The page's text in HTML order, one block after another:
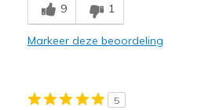
Comfortable
9 1
Markeer deze beoordeling
5